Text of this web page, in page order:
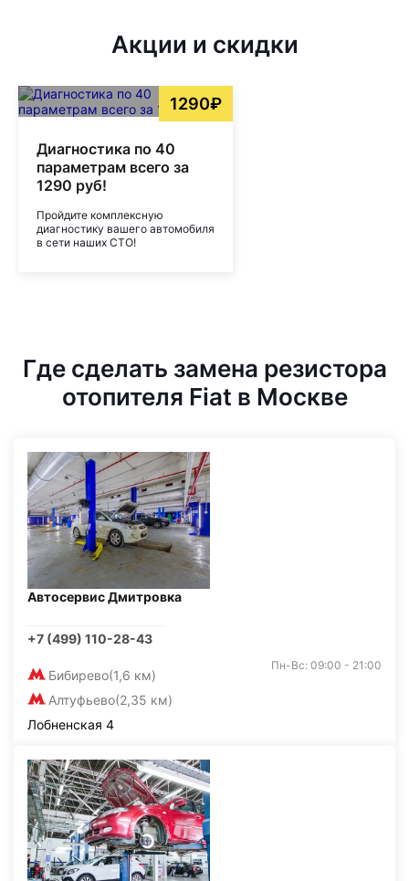
Акции и скидки
1290₽
Диагностика по 40
параметрам всего за
1290 руб!
Пройдите комплексную
диагностику вашего автомобиля
в сети наших СТО!
Где сделать замена резистора
отопителя Fiat в Москве
Автосервис Дмитровка
+7 (499) 110-28-43
Бибирево(1,6 км)
Алтуфьево(2,35 км)
Пн-Вс: 09:00 - 21:00
Лобненская 4